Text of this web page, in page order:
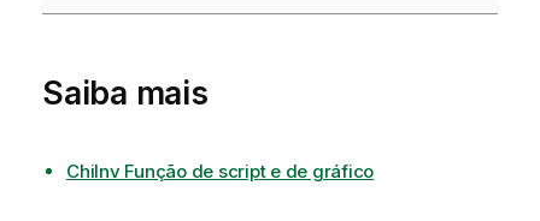
Saiba mais
ChiInv Função de script e de gráfico